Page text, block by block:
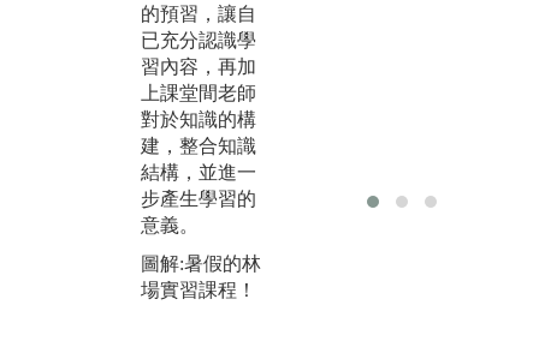
的預習，讓自
已充分認識學
習內容，再加
上課堂間老師
對於知識的構
建，整合知識
結構，並進一
步產生學習的
意義。
圖解:暑假的林
場實習課程！
分類整理，理